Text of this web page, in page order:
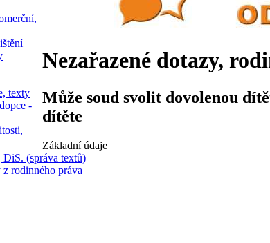
texty
-
Nezařazené dotazy,
Může soud svolit dovolenou
dítěte
Základní údaje
(správa textů)
z rodinného práva